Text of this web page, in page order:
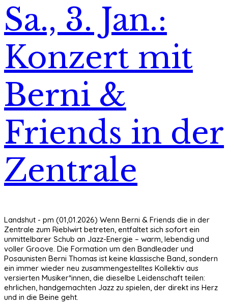
Sa., 3. Jan.:
Konzert mit
Berni &
Friends in der
Zentrale
Landshut - pm (01,01.2026) Wenn Berni & Friends die in der
Zentrale zum Rieblwirt betreten, entfaltet sich sofort ein
unmittelbarer Schub an Jazz-Energie – warm, lebendig und
voller Groove. Die Formation um den Bandleader und
Posaunisten Berni Thomas ist keine klassische Band, sondern
ein immer wieder neu zusammengestelltes Kollektiv aus
versierten Musiker*innen, die dieselbe Leidenschaft teilen:
ehrlichen, handgemachten Jazz zu spielen, der direkt ins Herz
und in die Beine geht.